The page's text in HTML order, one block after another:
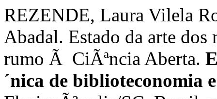
REZENDE, Laura Vilela
Abadal. Estado da arte
rumo Ã CiÃªncia Aberta.
´nica de biblioteconomia